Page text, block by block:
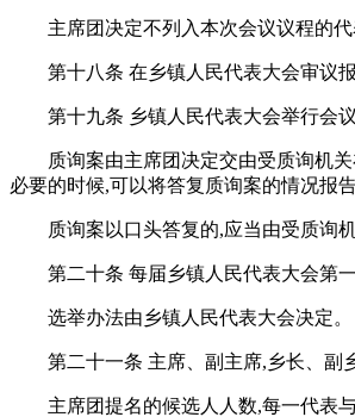
主席团决定不列入本次会议议程的
第十八条 在乡镇人民代表大会审议
第十九条 乡镇人民代表大会举行会
质询案由主席团决定交由受质询机
必要的时候,可以将答复质询案的情况报告
质询案以口头答复的,应当由受质询
第二十条 每届乡镇人民代表大会第
选举办法由乡镇人民代表大会决定。
第二十一条 主席、副主席,乡长、副
主席团提名的候选人人数,每一代表